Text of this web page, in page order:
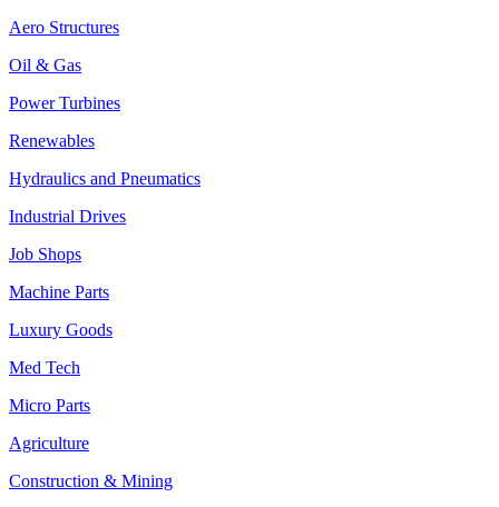
Aero Structures
Oil & Gas
Power Turbines
Renewables
Hydraulics and Pneumatics
Industrial Drives
Job Shops
Machine Parts
Luxury Goods
Med Tech
Micro Parts
Agriculture
Construction & Mining